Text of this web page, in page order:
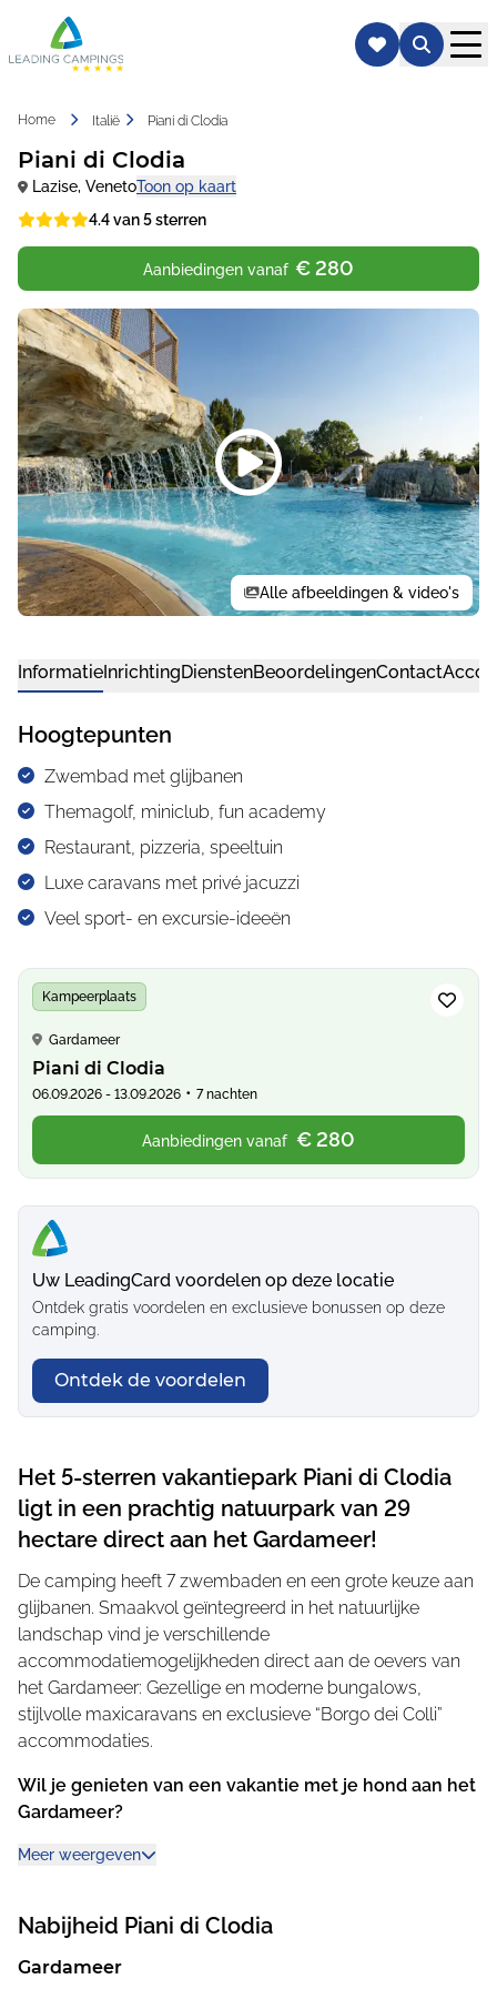
Home Italië Piani di Clodia
Piani di Clodia
Lazise, VenetoToon op kaart
4.4 van 5 sterren
Aanbiedingen vanaf € 280
Alle afbeeldingen & video's
Informatie InrichtingDienstenBeoordelingenContact
Hoogtepunten
Zwembad met glijbanen
Themagolf, miniclub, fun academy
Restaurant, pizzeria, speeltuin
Luxe caravans met privé jacuzzi
Veel sport- en excursie-ideeën
Kampeerplaats
Gardameer
Piani di Clodia
06.09.2026 - 13.09.2026 • 7 nachten
Aanbiedingen vanaf € 280
Uw LeadingCard voordelen op deze locatie
Ontdek gratis voordelen en exclusieve bonussen op deze
camping.
Ontdek de voordelen
Het 5-sterren vakantiepark Piani di Clodia
ligt in een prachtig natuurpark van 29
hectare direct aan het Gardameer!
De camping heeft 7 zwembaden en een grote keuze aan
glijbanen. Smaakvol geïntegreerd in het natuurlijke
landschap vind je verschillende
accommodatiemogelijkheden direct aan de oevers van
het Gardameer: Gezellige en moderne bungalows,
stijlvolle maxicaravans en exclusieve “Borgo dei Colli”
accommodaties.
Wil je genieten van een vakantie met je hond aan het
Gardameer?
Dan zijn de maxicaravans van Naturalgreen perfect voor
maxicaravan direct aan de oever van het meer aan. Hier
kun je heerlijk ontspannen in de privé whirlpool op het
Meer weergeven
Nabijheid Piani di Clodia
Gardameer